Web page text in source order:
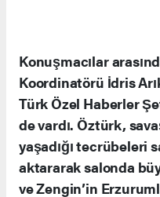
Konuşmacılar
Koordinatörü İdris
Türk Özel Haberler
de vardı. Öztürk,
yaşadığı tecrübeleri
aktararak salonda
ve Zengin’in